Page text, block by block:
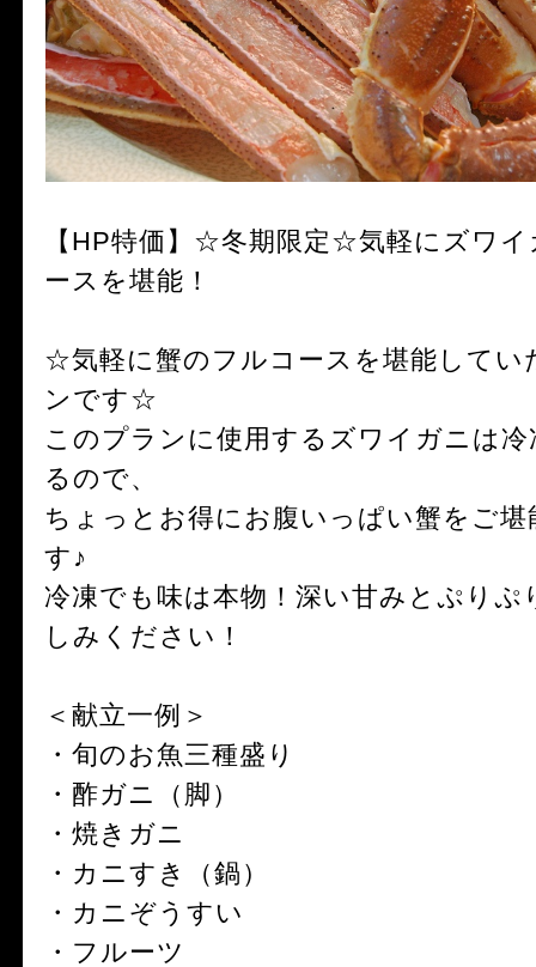
【HP特価】☆冬期限定☆気軽にズワ
ースを堪能！
☆気軽に蟹のフルコースを堪能してい
ンです☆
このプランに使用するズワイガニは
るので、
ちょっとお得にお腹いっぱい蟹をご
す♪
冷凍でも味は本物！深い甘みとぷりぷ
しみください！
＜献立一例＞
・旬のお魚三種盛り
・酢ガニ（脚）
・焼きガニ
・カニすき（鍋）
・カニぞうすい
・フルーツ